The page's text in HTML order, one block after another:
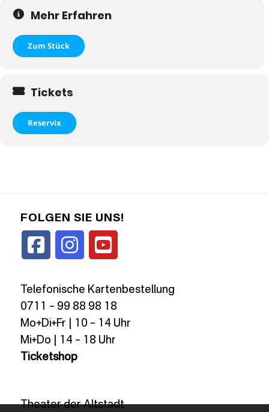
Mehr Erfahren
Zum Stück
Tickets
Reservix
FOLGEN SIE UNS!
Telefonische Kartenbestellung
0711 – 99 88 98 18
Mo+Di+Fr | 10 – 14 Uhr
Mi+Do | 14 – 18 Uhr
Ticketshop
Theater der Altstadt